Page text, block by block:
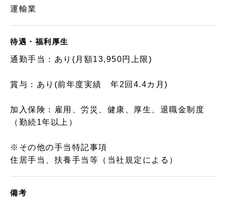
運輸業
待遇・福利厚生
通勤手当：あり(月額13,950円上限)
賞与：あり(前年度実績 年2回4.4カ月)
加入保険：雇用、労災、健康、厚生、退職金制度
（勤続1年以上）
※その他の手当特記事項
住居手当、扶養手当等（当社規定による）
備考